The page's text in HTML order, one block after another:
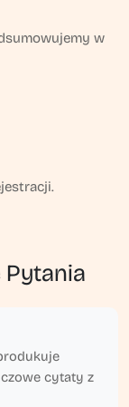
w
Pytania
cytaty z